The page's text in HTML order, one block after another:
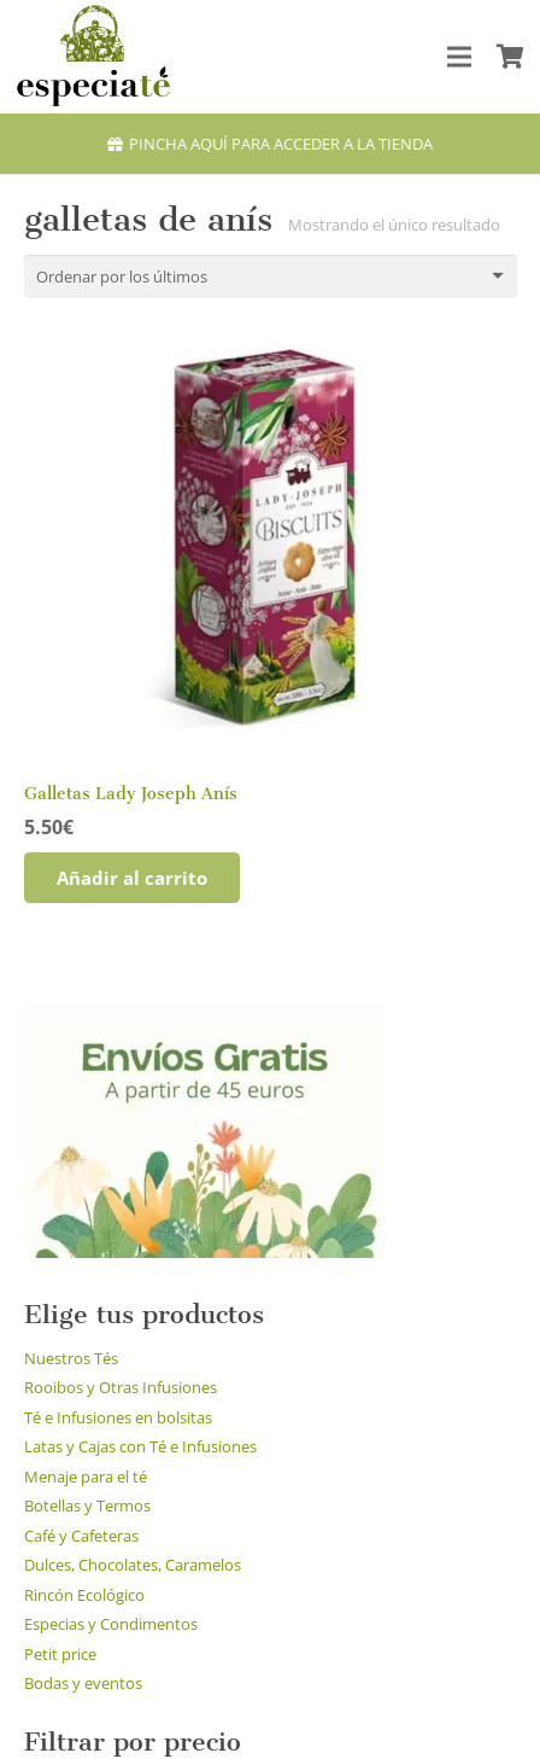
PINCHA AQUÍ PARA ACCEDER A LA TIENDA
galletas de anís Mostrando el único resultado
Galletas Lady Joseph Anís
5.50€
Añadir al carrito
Elige tus productos
Nuestros Tés
Rooibos y Otras Infusiones
Té e Infusiones en bolsitas
Latas y Cajas con Té e Infusiones
Menaje para el té
Botellas y Termos
Café y Cafeteras
Dulces, Chocolates, Caramelos
Rincón Ecológico
Especias y Condimentos
Petit price
Bodas y eventos
Filtrar por precio